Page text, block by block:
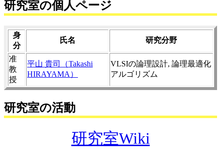
研究室の個人ページ
身
分
氏名 研究分野
准
教
授
平山 貴司（Takashi
HIRAYAMA）
VLSIの論理設計, 論理最適化
アルゴリズム
研究室の活動
研究室Wiki